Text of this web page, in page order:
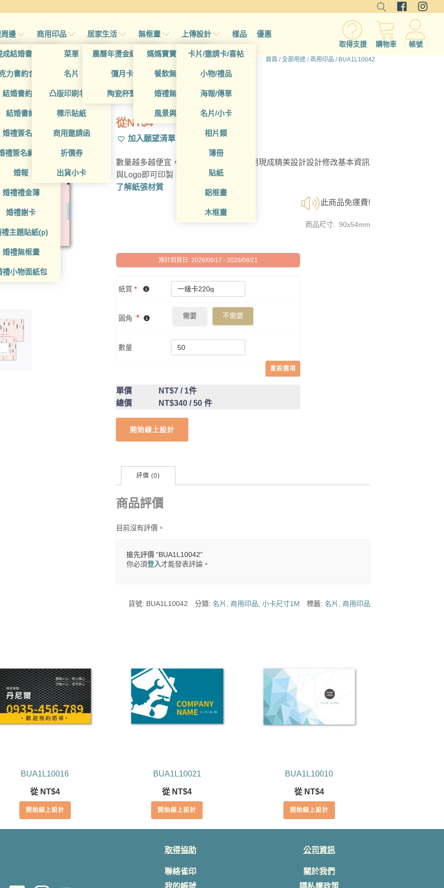
邊
成結婚書約夾
力書約含木座
結婚書約組
結婚書約
婚禮簽名簿
禮簽名綢(p)
婚報
婚禮禮金簿
婚禮謝卡
禮主題貼紙(p)
婚禮無框畫
禮小物面紙包
商用印品
菜單
名片
凸版印刷名片
標示貼紙
商用邀請函
折價券
出貨小卡
居家生活
農曆年燙金紅包袋
彌月卡
陶瓷杯墊
無框畫
媽媽寶寶無框畫
餐飲無框畫
婚禮無框畫
風景與藝術
上傳設計
卡片/邀請卡/喜帖
小物/禮品
海報/傳單
名片/小卡
相片類
簿冊
貼紙
鋁框畫
木框畫
樣品 優惠
取得支援 購物車 帳號
首頁 /全部用途 / 商用印品 / BUA1L10042
BUA1L10042
從NT$4
加入願望清單
數量越多越便宜，多種材質可選擇；利用現成精美設計設計修改基本資訊
與Logo即可印製。
了解紙張材質
此商品免運費!
商品尺寸: 90x54mm
預計到貨日: 2026/08/17 - 2026/08/21
紙質 *
圓角 * 需要 不需要
數量
重設選項
單價 NT$7 / 1件
總價
NT$340 / 50 件
開始線上設計
評價 (0)
商品評價
目前沒有評價。
搶先評價 “BUA1L10042”
你必須登入才能發表評論。
貨號: BUA1L10042 分類:名片 ,商用印品,小卡尺寸1M 標籤:名片 ,商用印品
BUA1L10016
從 NT$4
開始線上設計
BUA1L10021
從 NT$4
開始線上設計
BUA1L10010
從 NT$4
開始線上設計
取得協助
聯絡雀印
公司資訊
關於我們